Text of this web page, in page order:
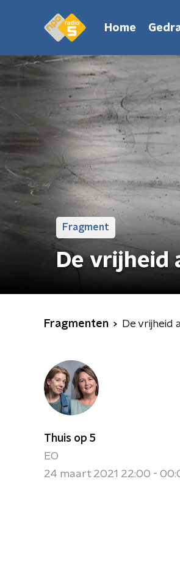
Home
Fragment
De vrijheid
Fragmenten De vrijheid
Thuis op 5
EO
24 maart 2021 22:00 -